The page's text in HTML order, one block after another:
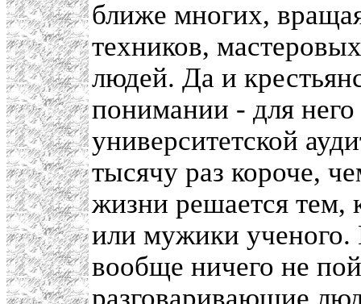
ближе многих,
техников,
людей. Да и
понимании - для
университетской
тысячу раз короче,
жизни решается тем,
или мужики
вообще ничего не